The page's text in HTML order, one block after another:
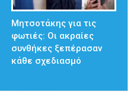
Μητσοτάκης για τις
φωτιές: Οι ακραίες
συνθήκες ξεπέρασαν
κάθε σχεδιασμό